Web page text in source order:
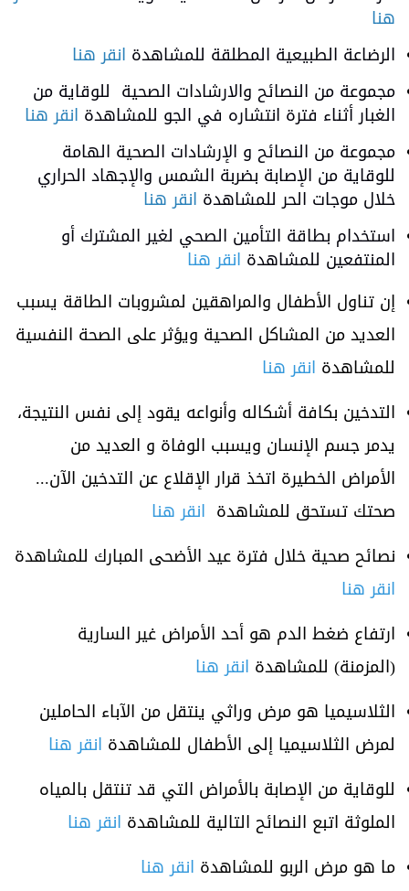
هنا
الرضاعة الطبيعية المطلقة للمشاهدة انقر هنا
مجموعة من النصائح والارشادات الصحية للوقاية من
الغبار أثناء فترة انتشاره في الجو للمشاهدة انقر هنا
مجموعة من النصائح و الإرشادات الصحية الهامة
للوقاية من الإصابة بضربة الشمس والإجهاد الحراري
خلال موجات الحر للمشاهدة انقر هنا
استخدام بطاقة التأمين الصحي لغير المشترك أو
المنتفعين للمشاهدة انقر هنا
إن تناول الأطفال والمراهقين لمشروبات الطاقة يسبب
العديد من المشاكل الصحية ويؤثر على الصحة النفسية
للمشاهدة انقر هنا
التدخين بكافة أشكاله وأنواعه يقود إلى نفس النتيجة،
يدمر جسم الإنسان ويسبب الوفاة و العديد من
الأمراض الخطيرة اتخذ قرار الإقلاع عن التدخين الآن...
صحتك تستحق للمشاهدة انقر هنا
نصائح صحية خلال فترة عيد الأضحى المبارك للمشاهدة
انقر هنا
ارتفاع ضغط الدم هو أحد الأمراض غير السارية
(المزمنة) للمشاهدة انقر هنا
الثلاسيميا هو مرض وراثي ينتقل من الآباء الحاملين
لمرض الثلاسيميا إلى الأطفال للمشاهدة انقر هنا
للوقاية من الإصابة بالأمراض التي قد تنتقل بالمياه
الملوثة اتبع النصائح التالية للمشاهدة انقر هنا
ما هو مرض الربو للمشاهدة انقر هنا